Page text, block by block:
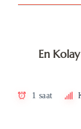
En
1 saat